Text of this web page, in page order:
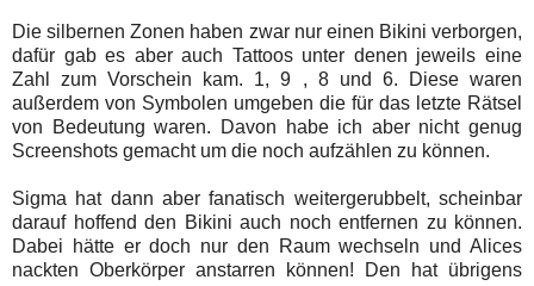
Die silbernen Zonen haben zwar nur einen Bikini verborgen,
dafür gab es aber auch Tattoos unter denen jeweils eine
Zahl zum Vorschein kam. 1, 9 , 8 und 6. Diese waren
außerdem von Symbolen umgeben die für das letzte Rätsel
von Bedeutung waren. Davon habe ich aber nicht genug
Screenshots gemacht um die noch aufzählen zu können.
Sigma hat dann aber fanatisch weitergerubbelt, scheinbar
darauf hoffend den Bikini auch noch entfernen zu können.
Dabei hätte er doch nur den Raum wechseln und Alices
nackten Oberkörper anstarren können! Den hat übrigens